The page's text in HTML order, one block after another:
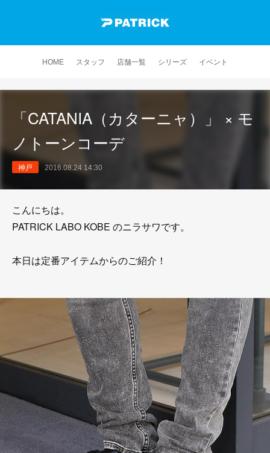
HOME スタッフ 店舗一覧 シリーズ イベント
「CATANIA（カターニャ）」 × モ
ノトーンコーデ
神戸 2016.08.24 14:30
こんにちは。
PATRICK LABO KOBE のニラサワです。
本日は定番アイテムからのご紹介！